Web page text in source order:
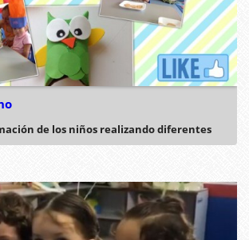
de los niños realizando diferentes